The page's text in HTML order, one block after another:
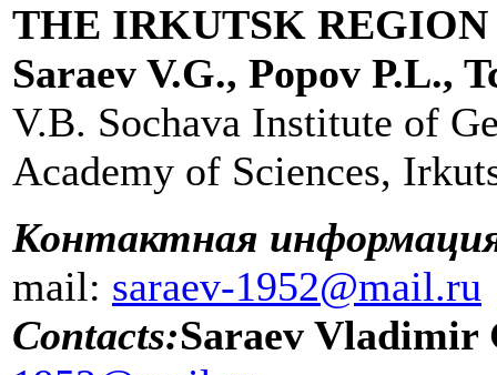
THE IRKUTSK REGION
Saraev V.G., Popov P.L.,
V.B. Sochava Institute of
Academy of Sciences,
Контактная
mail: saraev-1952@mail.ru
Contacts:Saraev Vladimir